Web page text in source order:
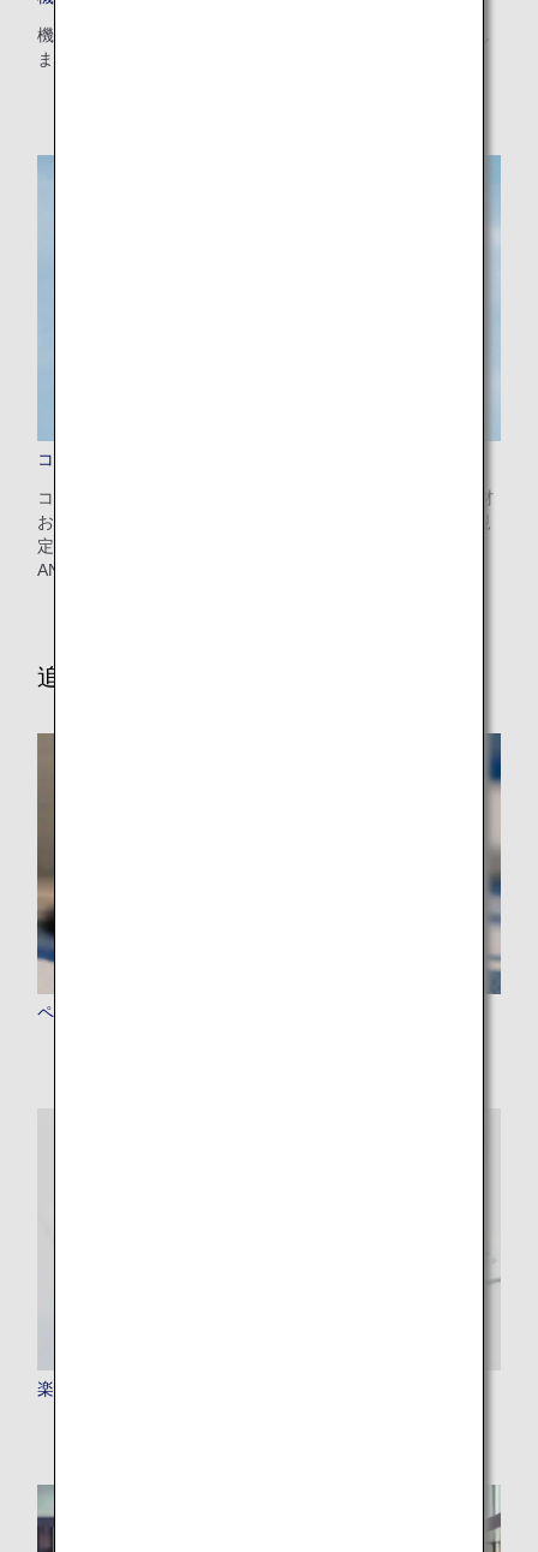
機内に持ち込めない品目や制限のある品目についてご案内し
ます。
コードシェア便の手荷物
コードシェア便とは、ANA(NH)の便名で提携航空会社の機材
および乗務員にて運航する便のことです。提携航空会社の規
定は、無料手荷物許容量や超過手荷物料金などにおいて、
ANA便とは異なる場合がございます。
追加手荷物のガイドライン
ペットをお連れのお客様
楽器をお持ちのお客様